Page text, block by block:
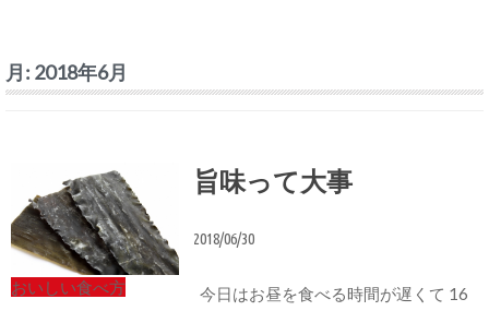
月: 2018年6月
おいしい食べ方
旨味って大事
2018/06/30
今日はお昼を食べる時間が遅くて 16